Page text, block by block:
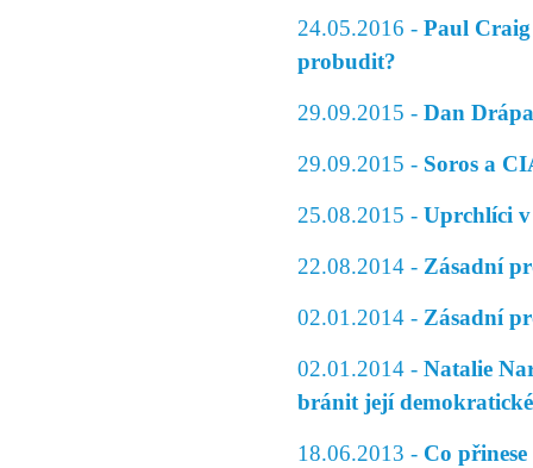
24.05.2016 - Paul
probudit?
29.09.2015 - Dan
29.09.2015 - Soros a
25.08.2015 - Uprchlíci
22.08.2014 - Zásadní
02.01.2014 - Zásadní
02.01.2014 - Natalie
bránit její
18.06.2013 - Co